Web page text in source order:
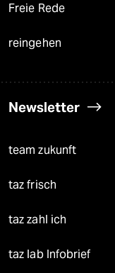
Freie Rede
reingehen
Newsletter
team zukunft
taz frisch
taz zahl ich
taz lab Infobrief